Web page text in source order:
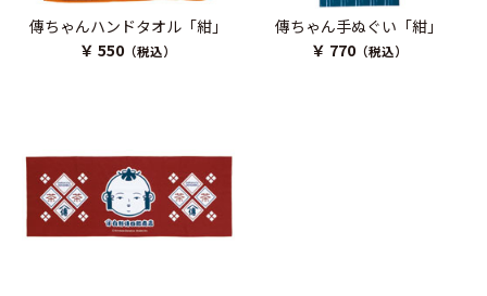
傳ちゃんハンドタオル「紺」
￥ 550 （税込）
傳ちゃん手ぬぐい「紺」
￥ 770（税込）